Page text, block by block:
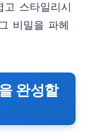
스타일리시
비밀을 파헤
완성할